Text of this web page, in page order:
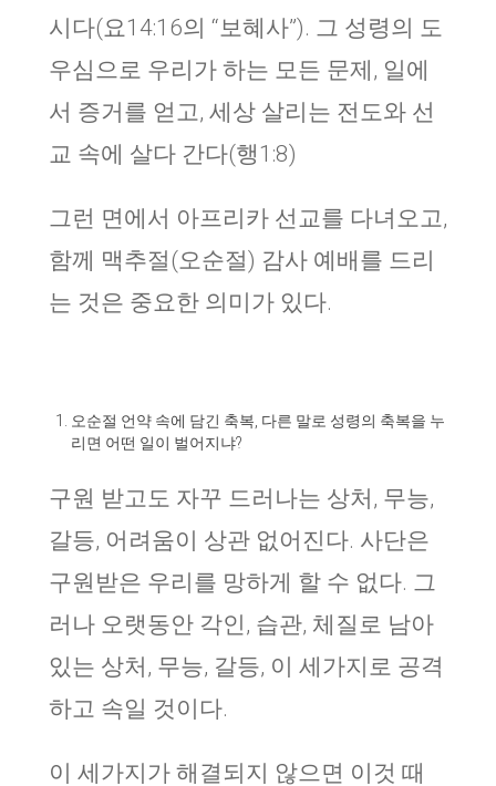
시다(요14:16의 “보혜사”). 그 성령의 도
우심으로 우리가 하는 모든 문제, 일에
서 증거를 얻고, 세상 살리는 전도와 선
교 속에 살다 간다(행1:8)
그런 면에서 아프리카 선교를 다녀오고,
함께 맥추절(오순절) 감사 예배를 드리
는 것은 중요한 의미가 있다.
오순절 언약 속에 담긴 축복, 다른 말로 성령의 축복을 누
리면 어떤 일이 벌어지냐?
구원 받고도 자꾸 드러나는 상처, 무능,
갈등, 어려움이 상관 없어진다. 사단은
구원받은 우리를 망하게 할 수 없다. 그
러나 오랫동안 각인, 습관, 체질로 남아
있는 상처, 무능, 갈등, 이 세가지로 공격
하고 속일 것이다.
이 세가지가 해결되지 않으면 이것 때